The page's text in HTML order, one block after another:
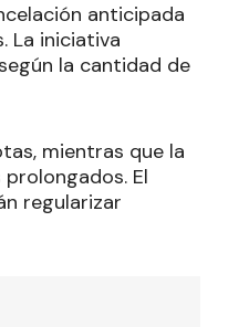
anticipada
La iniciativa
la cantidad de
mientras que la
El
regularizar